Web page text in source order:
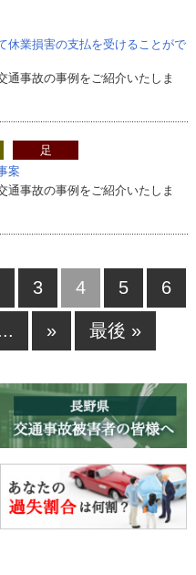
休業損害の支払を受けることがで
通事故の事例をご紹介いたしま
足
案
通事故の事例をご紹介いたしま
3 4 5 6
» 最後 »